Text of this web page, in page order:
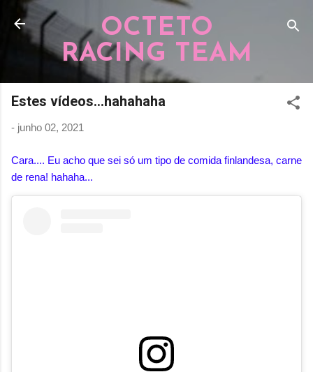
Pular para o conteúdo principal
OCTETO
RACING TEAM
Estes vídeos...hahahaha
- junho 02, 2021
Cara.... Eu acho que sei só um tipo de comida finlandesa, carne
de rena! hahaha...